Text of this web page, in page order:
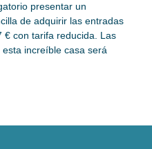
presentar un
de adquirir las entradas
€ con tarifa reducida. Las
increíble casa será